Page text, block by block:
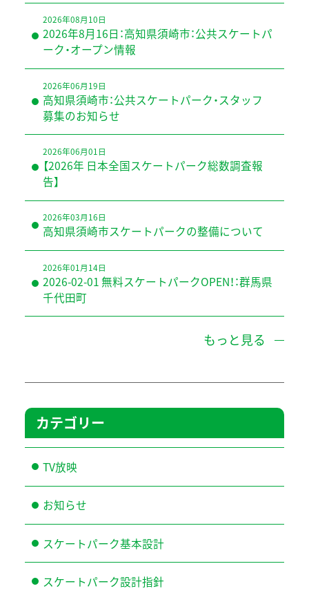
2026年08月10日
2026年8月16日：高知県須崎市：公共スケートパ
ーク・オープン情報
2026年06月19日
高知県須崎市：公共スケートパーク・スタッフ
募集のお知らせ
2026年06月01日
【2026年 日本全国スケートパーク総数調査報
告】
2026年03月16日
高知県須崎市スケートパークの整備について
2026年01月14日
2026-02-01 無料スケートパークOPEN！：群馬県
千代田町
もっと見る
カテゴリー
TV放映
お知らせ
スケートパーク基本設計
スケートパーク設計指針